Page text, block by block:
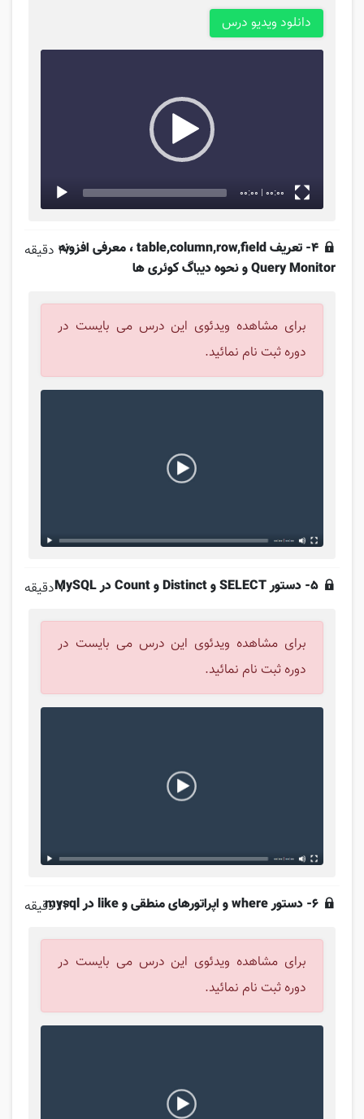
دانلود ویدیو درس
00:00 | 00:00
4- تعریف table,column,row,field ، معرفی افزونه
Query Monitor و نحوه دیباگ کوئری ها
17 دقیقه
برای مشاهده ویدئوی این درس می بایست در
دوره ثبت نام نمائید.
5- دستور SELECT و Distinct و Count در MySQL 7 دقیقه
برای مشاهده ویدئوی این درس می بایست در
دوره ثبت نام نمائید.
6- دستور where و اپراتورهای منطقی و like در mysql 12 دقیقه
برای مشاهده ویدئوی این درس می بایست در
دوره ثبت نام نمائید.